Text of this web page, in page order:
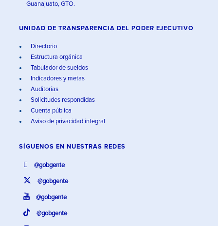
Guanajuato, GTO.
UNIDAD DE TRANSPARENCIA DEL PODER EJECUTIVO
Directorio
Estructura orgánica
Tabulador de sueldos
Indicadores y metas
Auditorías
Solicitudes respondidas
Cuenta pública
Aviso de privacidad integral
SÍGUENOS EN NUESTRAS REDES
@gobgente
@gobgente
@gobgente
@gobgente